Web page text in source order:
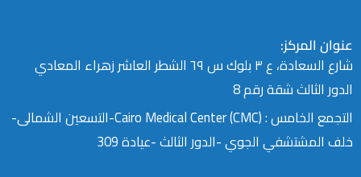
عنوان المركز:
شارع السعادة، ع ٣ بلوك س ٦٩ الشطر العاشر زهراء المعادي
الدور الثالث شقة رقم 8
التجمع الخامس : Cairo Medical Center (CMC)-التسعين الشمالى-
خلف المشتشفي الجوي -الدور الثالث -عيادة 309